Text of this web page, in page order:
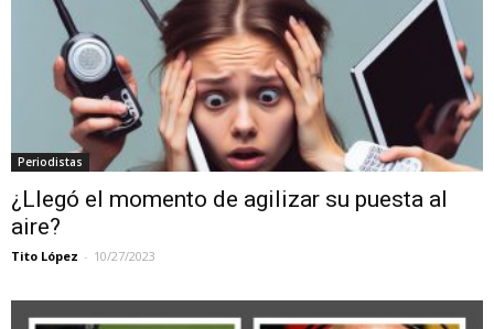
Periodistas
¿Llegó el momento de agilizar su puesta al
aire?
Tito López - 10/27/2023